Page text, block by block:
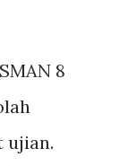
8
ujian.